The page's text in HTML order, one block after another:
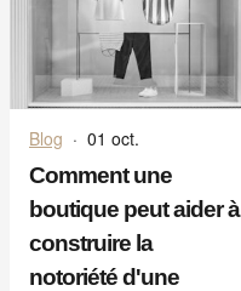
Blog · 01 oct.
Comment une
boutique peut aider à
construire la
notoriété d'une